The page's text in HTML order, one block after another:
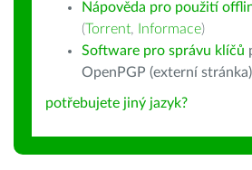
Nápověda pro použití
(Torrent, Informace)
Software pro správu klíčů
OpenPGP (externí stránka)
potřebujete jiný jazyk?